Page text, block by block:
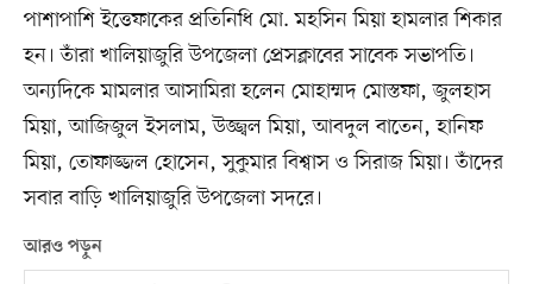
পাশাপাশি ইত্তেফাকের প্রতিনিধি মো. মহসিন মিয়া হামলার শিকার
হন। তাঁরা খালিয়াজুরি উপজেলা প্রেসক্লাবের সাবেক সভাপতি।
অন্যদিকে মামলার আসামিরা হলেন মোহাম্মদ মোস্তফা, জুলহাস
মিয়া, আজিজুল ইসলাম, উজ্জ্বল মিয়া, আবদুল বাতেন, হানিফ
মিয়া, তোফাজ্জল হোসেন, সুকুমার বিশ্বাস ও সিরাজ মিয়া। তাঁদের
সবার বাড়ি খালিয়াজুরি উপজেলা সদরে।
আরও পড়ুন